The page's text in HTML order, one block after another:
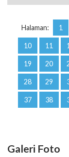
Halaman: 1
10 11
19 20
28 29
37 38
Galeri Foto